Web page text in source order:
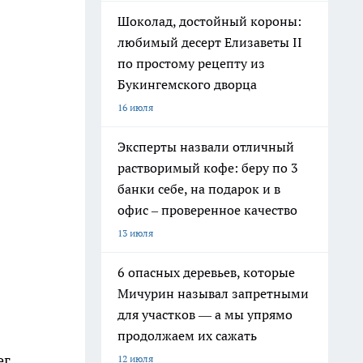
Шоколад, достойный короны:
любимый десерт Елизаветы II
по простому рецепту из
Букингемского дворца
16 июля
Эксперты назвали отличный
растворимый кофе: беру по 3
банки себе, на подарок и в
офис – проверенное качество
13 июля
6 опасных деревьев, которые
Мичурин называл запретными
для участков — а мы упрямо
продолжаем их сажать
12 июля